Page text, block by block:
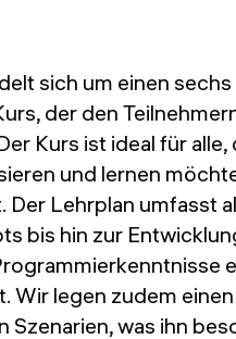
sich um einen
der den
Kurs ist ideal für
und lernen
Der Lehrplan umfasst
bis hin zur
Wir legen zudem
Szenarien, was ihn